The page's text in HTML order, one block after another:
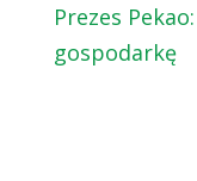
Prezes
gospodarkę